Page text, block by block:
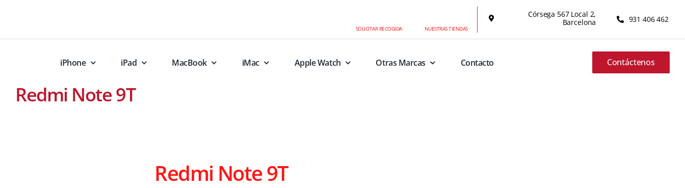
SOLICITAR RECOGIDA NUESTRAS TIENDAS
Córsega 567 Local 2,
Barcelona
931 406 462
iPhone iPad MacBook iMac Apple Watch Otras Marcas Contacto Contáctenos
Redmi Note 9T
Redmi Note 9T